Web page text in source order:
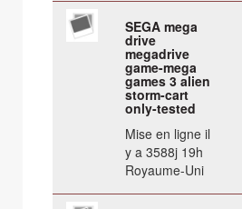
SEGA mega
drive
megadrive
game-mega
games 3 alien
storm-cart
only-tested
Mise en ligne il
y a 3588j 19h
Royaume-Uni